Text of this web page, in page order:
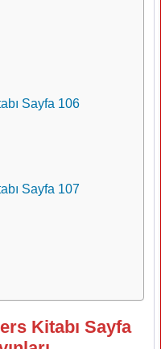
Sayfa 106
Sayfa 107
Kitabı Sayfa